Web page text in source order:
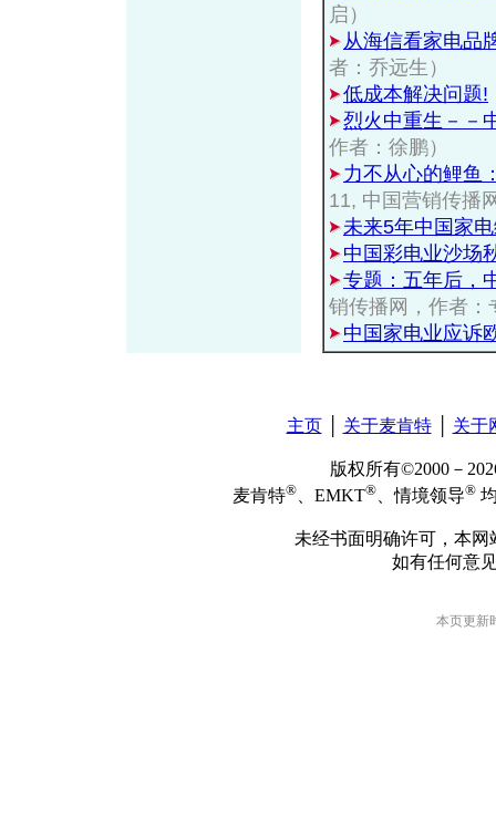
启）
从海信看家电品
者：乔远生）
低成本解决问题!
烈火中重生－－
作者：徐鹏）
力不从心的鲤鱼
11, 中国营销传播
未来5年中国家
中国彩电业沙场
专题：五年后，
销传播网，作者：
中国家电业应诉
主页│ 关于麦肯特│ 关于
版权所有©2000－
麦肯特® 、EMKT® 、情境领导®
未经书面明确许可，本
如有任何意
本页更新